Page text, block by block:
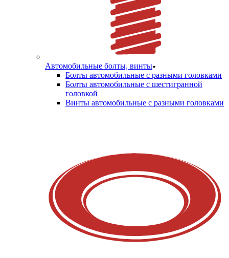
Автомобильные болты, винты
Болты автомобильные с разными головками
Болты автомобильные с шестигранной
головкой
Винты автомобильные с разными головками